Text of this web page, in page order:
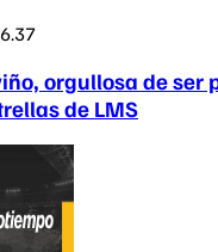
orgullosa de ser
de LMS